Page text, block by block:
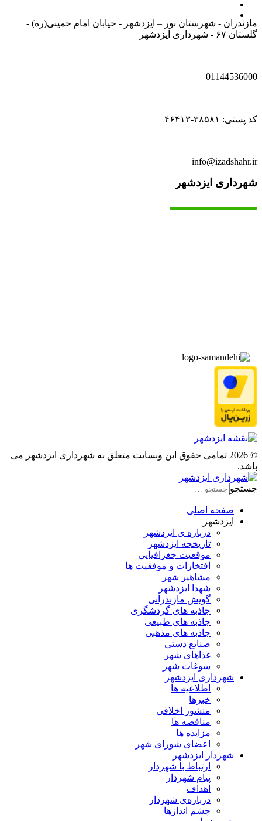
مازندران - شهرستان نور – ایزدشهر - خیابان امام خمینی(ره) -
گلستان ۶۷ - شهرداری ایزدشهر
01144536000
کد پستی: ۳۸۵۸۱-۴۶۴۱۳
info@izadshahr.ir
شهرداری ایزدشهر
© 2026 تمامی حقوق این وبسایت متعلق به شهرداری ایزدشهر می
باشد.
جستجو
صفحه اصلی
ایزدشهر
درباره ی ایزدشهر
تاریخچه ایزدشهر
موقعیت جغرافیایی
افتخارات و موفقیت ها
مشاهیر شهر
شهدا ایزدشهر
گویش مازندرانی
جاذبه های گردشگری
جاذبه های طبیعی
جاذبه های مذهبی
صنایع دستی
غذاهای شهر
سوغات شهر
شهرداری ایزدشهر
اطلاعیه ها
خبرها
منشور اخلاقی
مناقصه ها
مزایده ها
اعضای شورای شهر
شهردار ایزدشهر
ارتباط با شهردار
پیام شهردار
اهداف
درباره‌ی شهردار
چشم اندازها